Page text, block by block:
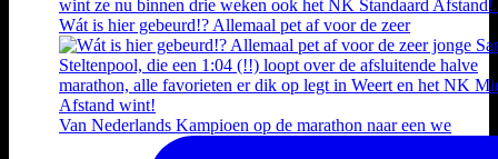
Wát is hier gebeurd!? Allemaal pet af voor de zeer
Van Nederlands Kampioen op de marathon naar een we